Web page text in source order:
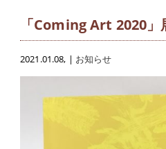
「Coming Art 2020
2021.01.08, | お知らせ